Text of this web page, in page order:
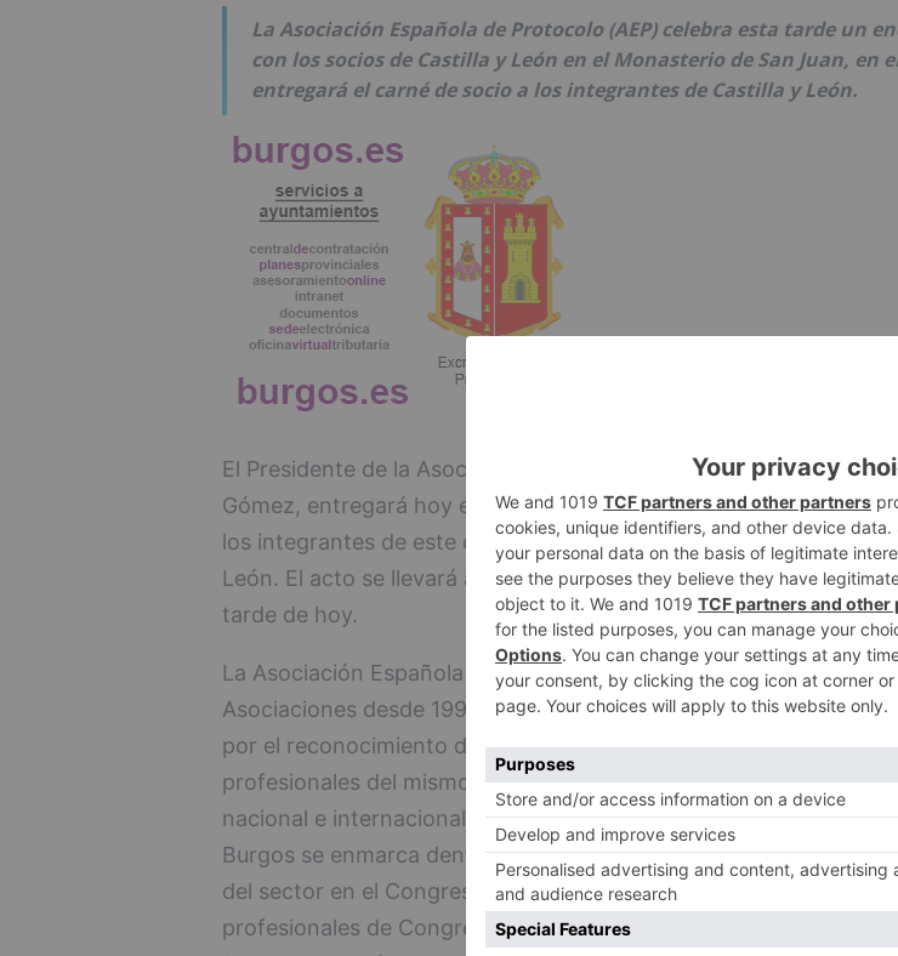
La Asociación Española de Protocolo (AEP) celebra esta tarde un
con los socios de Castilla y León en el Monasterio de San Juan, en
entregará el carné de socio a los integrantes de Castilla y León.
El Presidente de la Asociación española de Protocolo, Juan Ángel
Gómez, entregará hoy en Burgos los carnés de socio de la
los integrantes de este colectivo en las distintas provincias de
León. El acto se llevará a cabo en el Monasterio de San Agustín
tarde de hoy.
La Asociación Española de Protocolo, inscrita en el Registro
Asociaciones desde 1992, ha tratado de luchar a lo largo de estos
por el reconocimiento de la profesión del Protocolo, reuniendo a
profesionales del mismo en una serie de actos y encuentros de
nacional e internacional. De hecho, la presencia de Juan A. Gato
Burgos se enmarca dentro de la participación de distintos
del sector en el Congreso nacional de empresas organizadoras
profesionales de Congresos (OPC) en su 28 edición que se